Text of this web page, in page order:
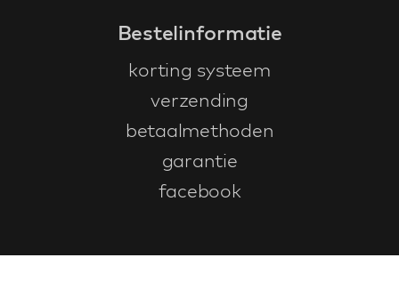
Bestelinformatie
korting systeem
verzending
betaalmethoden
garantie
facebook
Klantenservice